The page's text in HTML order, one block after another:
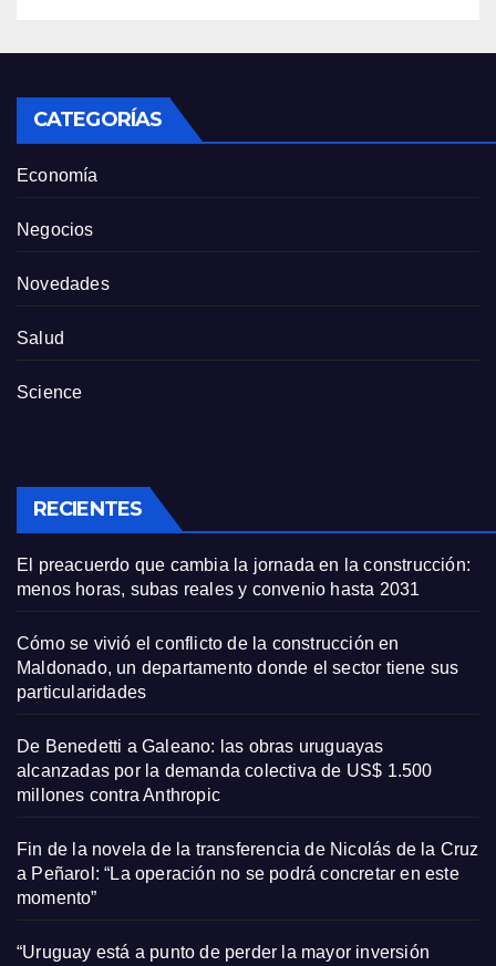
CATEGORÍAS
Economía
Negocios
Novedades
Salud
Science
RECIENTES
El preacuerdo que cambia la jornada en la construcción:
menos horas, subas reales y convenio hasta 2031
Cómo se vivió el conflicto de la construcción en
Maldonado, un departamento donde el sector tiene sus
particularidades
De Benedetti a Galeano: las obras uruguayas
alcanzadas por la demanda colectiva de US$ 1.500
millones contra Anthropic
Fin de la novela de la transferencia de Nicolás de la Cruz
a Peñarol: “La operación no se podrá concretar en este
momento”
“Uruguay está a punto de perder la mayor inversión